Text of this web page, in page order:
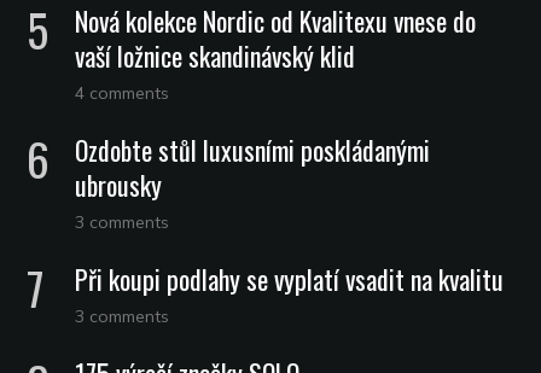
Nová kolekce Nordic od Kvalitexu vnese do
vaší ložnice skandinávský klid
4 comments
Ozdobte stůl luxusními poskládanými
ubrousky
3 comments
Při koupi podlahy se vyplatí vsadit na kvalitu
3 comments